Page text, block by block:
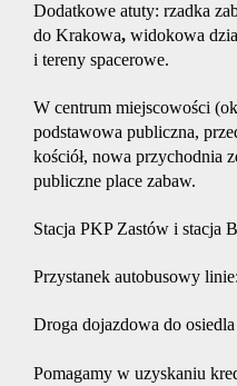
Dodatkowe atuty: rzadka
do Krakowa, widokowa
i tereny spacerowe.
W centrum miejscowości
podstawowa publiczna,
kościół, nowa przychodnia
publiczne place zabaw.
Stacja PKP Zastów i stacja
Przystanek autobusowy
Droga dojazdowa do
Pomagamy w uzyskaniu